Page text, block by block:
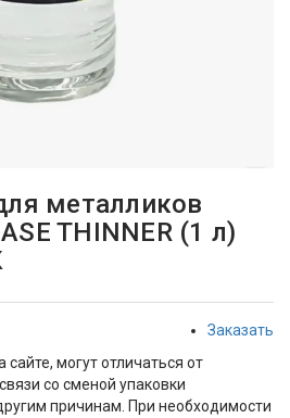
металликов
THINNER (1 л)
Заказать
могут отличаться от
со сменой упаковки
причинам. При необходимости